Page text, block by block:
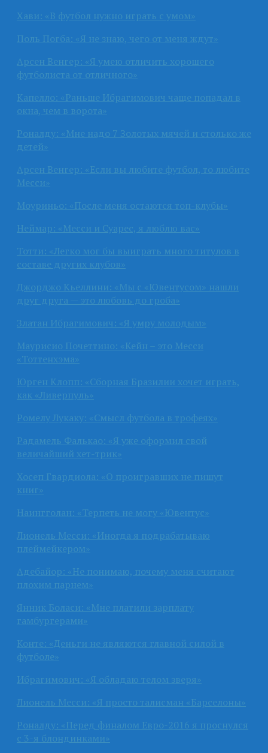
Хави: «В футбол нужно играть с умом»
Поль Погба: «Я не знаю, чего от меня ждут»
Арсен Венгер: «Я умею отличить хорошего
футболиста от отличного»
Капелло: «Раньше Ибрагимович чаще попадал в
окна, чем в ворота»
Роналду: «Мне надо 7 Золотых мячей и столько же
детей»
Арсен Венгер: «Если вы любите футбол, то любите
Месси»
Моуриньо: «После меня остаются топ-клубы»
Неймар: «Месси и Суарес, я люблю вас»
Тотти: «Легко мог бы выиграть много титулов в
составе других клубов»
Джорджо Кьеллини: «Мы с «Ювентусом» нашли
друг друга — это любовь до гроба»
Златан Ибрагимович: «Я умру молодым»
Маурисио Почеттино: «Кейн – это Месси
«Тоттенхэма»
Юрген Клопп: «Сборная Бразилии хочет играть,
как «Ливерпуль»
Ромелу Лукаку: «Смысл футбола в трофеях»
Радамель Фалькао: «Я уже оформил свой
величайший хет-трик»
Хосеп Гвардиола: «О проигравших не пишут
книг»
Наингголан: «Терпеть не могу «Ювентус»
Лионель Месси: «Иногда я подрабатываю
плеймейкером»
Адебайор: «Не понимаю, почему меня считают
плохим парнем»
Янник Боласи: «Мне платили зарплату
гамбургерами»
Конте: «Деньги не являются главной силой в
футболе»
Ибрагимович: «Я обладаю телом зверя»
Лионель Месси: «Я просто талисман «Барселоны»
Роналду: «Перед финалом Евро-2016 я проснулся
с 3-я блондинками»